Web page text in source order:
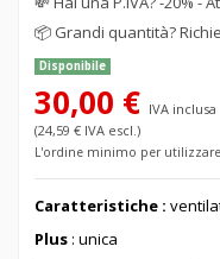
📦 Grandi quantità?
Disponibile
30,00 € IVA inclusa
(24,59 € IVA escl.)
L'ordine minimo per
Caratteristiche :
Plus : unica